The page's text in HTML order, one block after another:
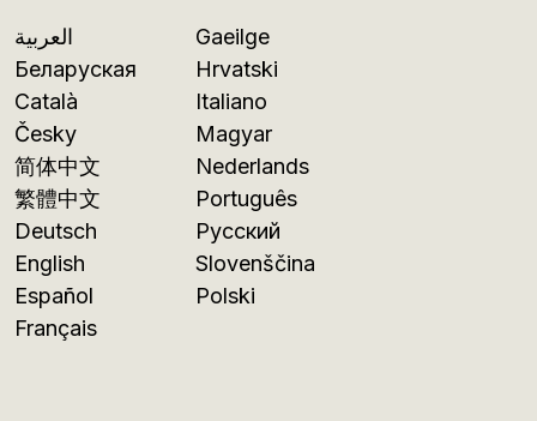
العربية
Беларуская
Català
Česky
简体中文
繁體中文
Deutsch
English
Español
Français
Gaeilge
Hrvatski
Italiano
Magyar
Nederlands
Português
Русский
Slovenščina
Polski